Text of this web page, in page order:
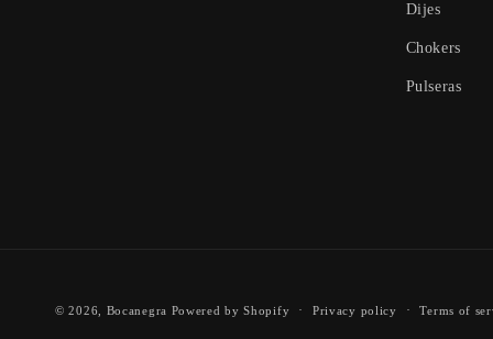
Dijes
Chokers
Pulseras
© 2026, Bocanegra Powered by Shopify Privacy policy Terms of